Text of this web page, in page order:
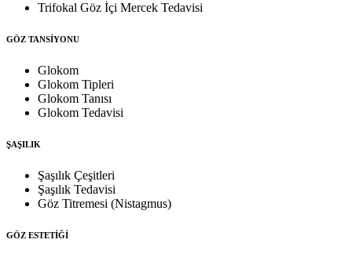
Trifokal Göz İçi Mercek Tedavisi
GÖZ TANSİYONU
Glokom
Glokom Tipleri
Glokom Tanısı
Glokom Tedavisi
ŞAŞILIK
Şaşılık Çeşitleri
Şaşılık Tedavisi
Göz Titremesi (Nistagmus)
GÖZ ESTETİĞİ